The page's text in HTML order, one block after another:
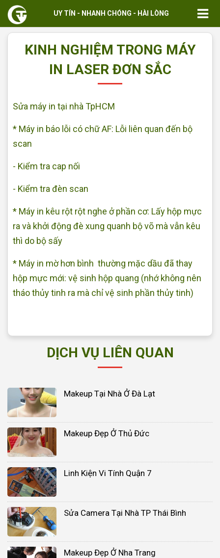
UY TÍN - NHANH CHÓNG - HÀI LÒNG
KINH NGHIỆM TRONG MÁY
IN LASER ĐƠN SẮC
Sửa máy in tại nhà TpHCM
* Máy in báo lỗi có chữ AF: Lỗi liên quan đến bộ
scan
- Kiểm tra cap nối
- Kiểm tra đèn scan
* Máy in kêu rột rột nghe ở phần cơ: Lấy hộp mực
ra và khởi động đè xung quanh bộ võ mà vẫn kêu
thì do bộ sấy
* Máy in mờ hơn bình thường mặc dầu đã thay
hộp mực mới: vệ sinh hộp quang (nhớ không nên
tháo thủy tinh ra mà chỉ vệ sinh phần thủy tinh)
DỊCH VỤ LIÊN QUAN
Makeup Tại Nhà Ở Đà Lạt
Makeup Đẹp Ở Thủ Đức
Linh Kiện Vi Tính Quận 7
Sửa Camera Tại Nhà TP Thái Bình
Makeup Đẹp Ở Nha Trang